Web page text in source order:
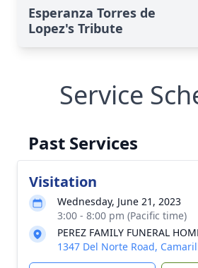
Esperanza Torres de
Lopez's Tribute
Service
Past Services
Visitation
Wednesday, June 21, 2023
3:00 - 8:00 pm (Pacific time)
PEREZ FAMILY FUNERAL
1347 Del Norte Road,